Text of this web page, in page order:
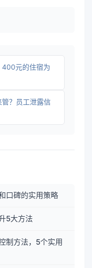
400元的住宿为
？员工泄露信
口碑的实用策略
5大方法
制方法，5个实用